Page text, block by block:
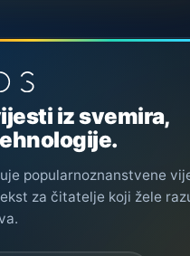
iz svemira,
popularnoznanstvene
za čitatelje koji žele